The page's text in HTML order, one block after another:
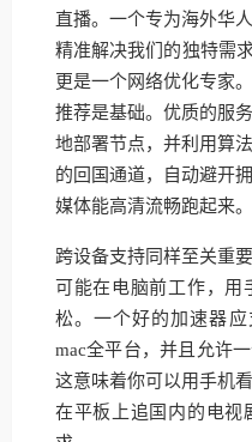
直播。一个专为海外华
精准解决我们的独特需
更是一个网络优化专家
推荐是基础。优质的服
地部署节点，并利用算
的回国通道，自动避开
媒体能高清流畅跑起来。
跨设备支持同样至关重
可能在电脑前工作，用
松。一个好的加速器应
mac全平台，并且允许
这意味着你可以用手机
在平板上追国内的电视